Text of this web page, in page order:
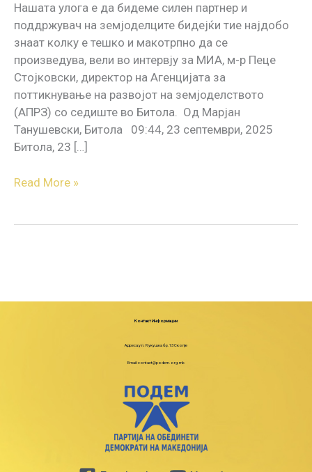
Нашата улога е да бидеме силен партнер и
поддржувач на земјоделците бидејќи тие најдобо
знаат колку е тешко и макотрпно да се
произведува, вели во интервју за МИА, м-р Пеце
Стојковски, директор на Агенцијата за
поттикнување на развојот на земјоделството
(АПРЗ) со седиште во Битола. Од Марјан
Танушевски, Битола 09:44, 23 септември, 2025
Битола, 23 […]
земјоделците
за
правилно
водење
на
земјоделскиот
бизнис
Read More »
Контакт Информации
Адреса:ул. Кукушка бр.13 Скопје
Email: contact@podem.org.mk